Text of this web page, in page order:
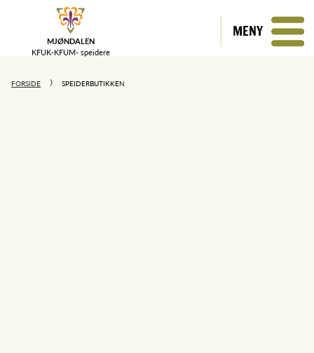
MJØNDALEN
KFUK-KFUM- speidere
MENY
FORSIDE SPEIDERBUTIKKEN